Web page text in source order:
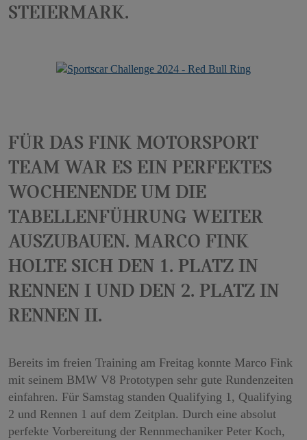
Steiermark.
Für das Fink Motorsport
Team war es ein perfektes
Wochenende um die
Tabellenführung weiter
auszubauen. Marco Fink
holte sich den 1. Platz in
Rennen I und den 2. Platz in
Rennen II.
Bereits im freien Training am Freitag konnte Marco Fink
mit seinem BMW V8 Prototypen sehr gute Rundenzeiten
einfahren. Für Samstag standen Qualifying 1, Qualifying
2 und Rennen 1 auf dem Zeitplan. Durch eine absolut
perfekte Vorbereitung der Rennmechaniker Peter Koch,